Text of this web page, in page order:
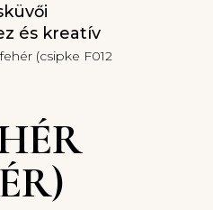
és kreatív
(csipke F012